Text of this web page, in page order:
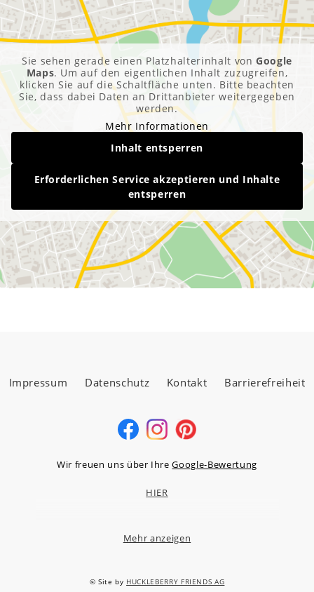
Sie sehen gerade einen Platzhalterinhalt vonGoogle
Maps. Um auf den eigentlichen Inhalt zuzugreifen,
klicken Sie auf die Schaltfläche unten. Bitte beachten
Sie, dass dabei Daten an Drittanbieter weitergegeben
werden.
Mehr Informationen
Inhalt entsperren
Erforderlichen Service akzeptieren und Inhalte
entsperren
Impressum Datenschutz Kontakt Barrierefreiheit
Wir freuen uns über IhreGoogle-Bewertung
HIER
Niederstedter Weg 13A – 17, 61348 Bad Homburg v.d.H.
Mehr anzeigen
© Site by HUCKLEBERRY FRIENDS AG